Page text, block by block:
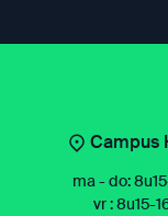
Campus
ma - do:
vr : 8u15-